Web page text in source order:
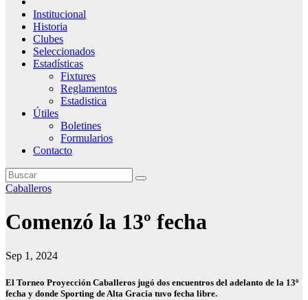
Institucional
Historia
Clubes
Seleccionados
Estadísticas
Fixtures
Reglamentos
Estadistica
Útiles
Boletines
Formularios
Contacto
Caballeros
Comenzó la 13º fecha
Sep 1, 2024
El Torneo Proyección Caballeros jugó dos encuentros del adelanto de la 13º
fecha y donde Sporting de Alta Gracia tuvo fecha libre.